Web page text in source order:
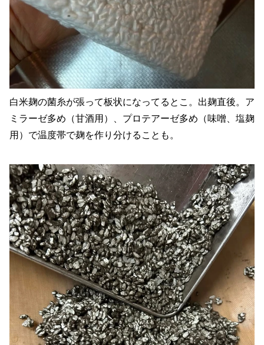
白米麹の菌糸が張って板状になってるとこ。出麹直後。ア
ミラーゼ多め（甘酒用）、プロテアーゼ多め（味噌、塩麹
用）で温度帯で麹を作り分けることも。